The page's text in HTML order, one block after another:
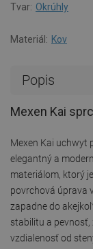
Tvar: Okrúhly
Materiál: Kov
Popis
Mexen Kai
Mexen Kai uchwyt
elegantný a
materiálom, ktorý
povrchová úprava
zapadne do
stabilitu a
vzdialenosť od